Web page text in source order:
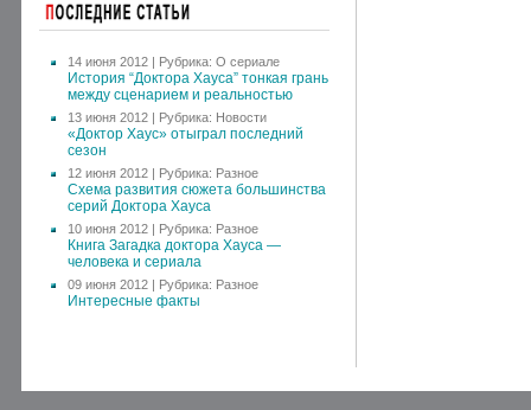
14 июня 2012 | Рубрика: О сериале
История “Доктора Хауса” тонкая грань
между сценарием и реальностью
13 июня 2012 | Рубрика: Новости
«Доктор Хаус» отыграл последний
сезон
12 июня 2012 | Рубрика: Разное
Схема развития сюжета большинства
серий Доктора Хауса
10 июня 2012 | Рубрика: Разное
Книга Загадка доктора Хауса —
человека и сериала
09 июня 2012 | Рубрика: Разное
Интересные факты